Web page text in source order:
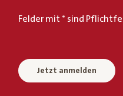
Felder mit * sind
Jetzt anmelden